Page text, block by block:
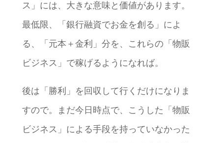
ス」には、大きな意味と価値があります。
最低限、「銀行融資でお金を創る」によ
る、「元本＋金利」分を、これらの「物販
ビジネス」で稼げるようになれば。
後は「勝利」を回収して行くだけになりま
すので。まだ今日時点で、こうした「物販
ビジネス」による手段を持っていなかった